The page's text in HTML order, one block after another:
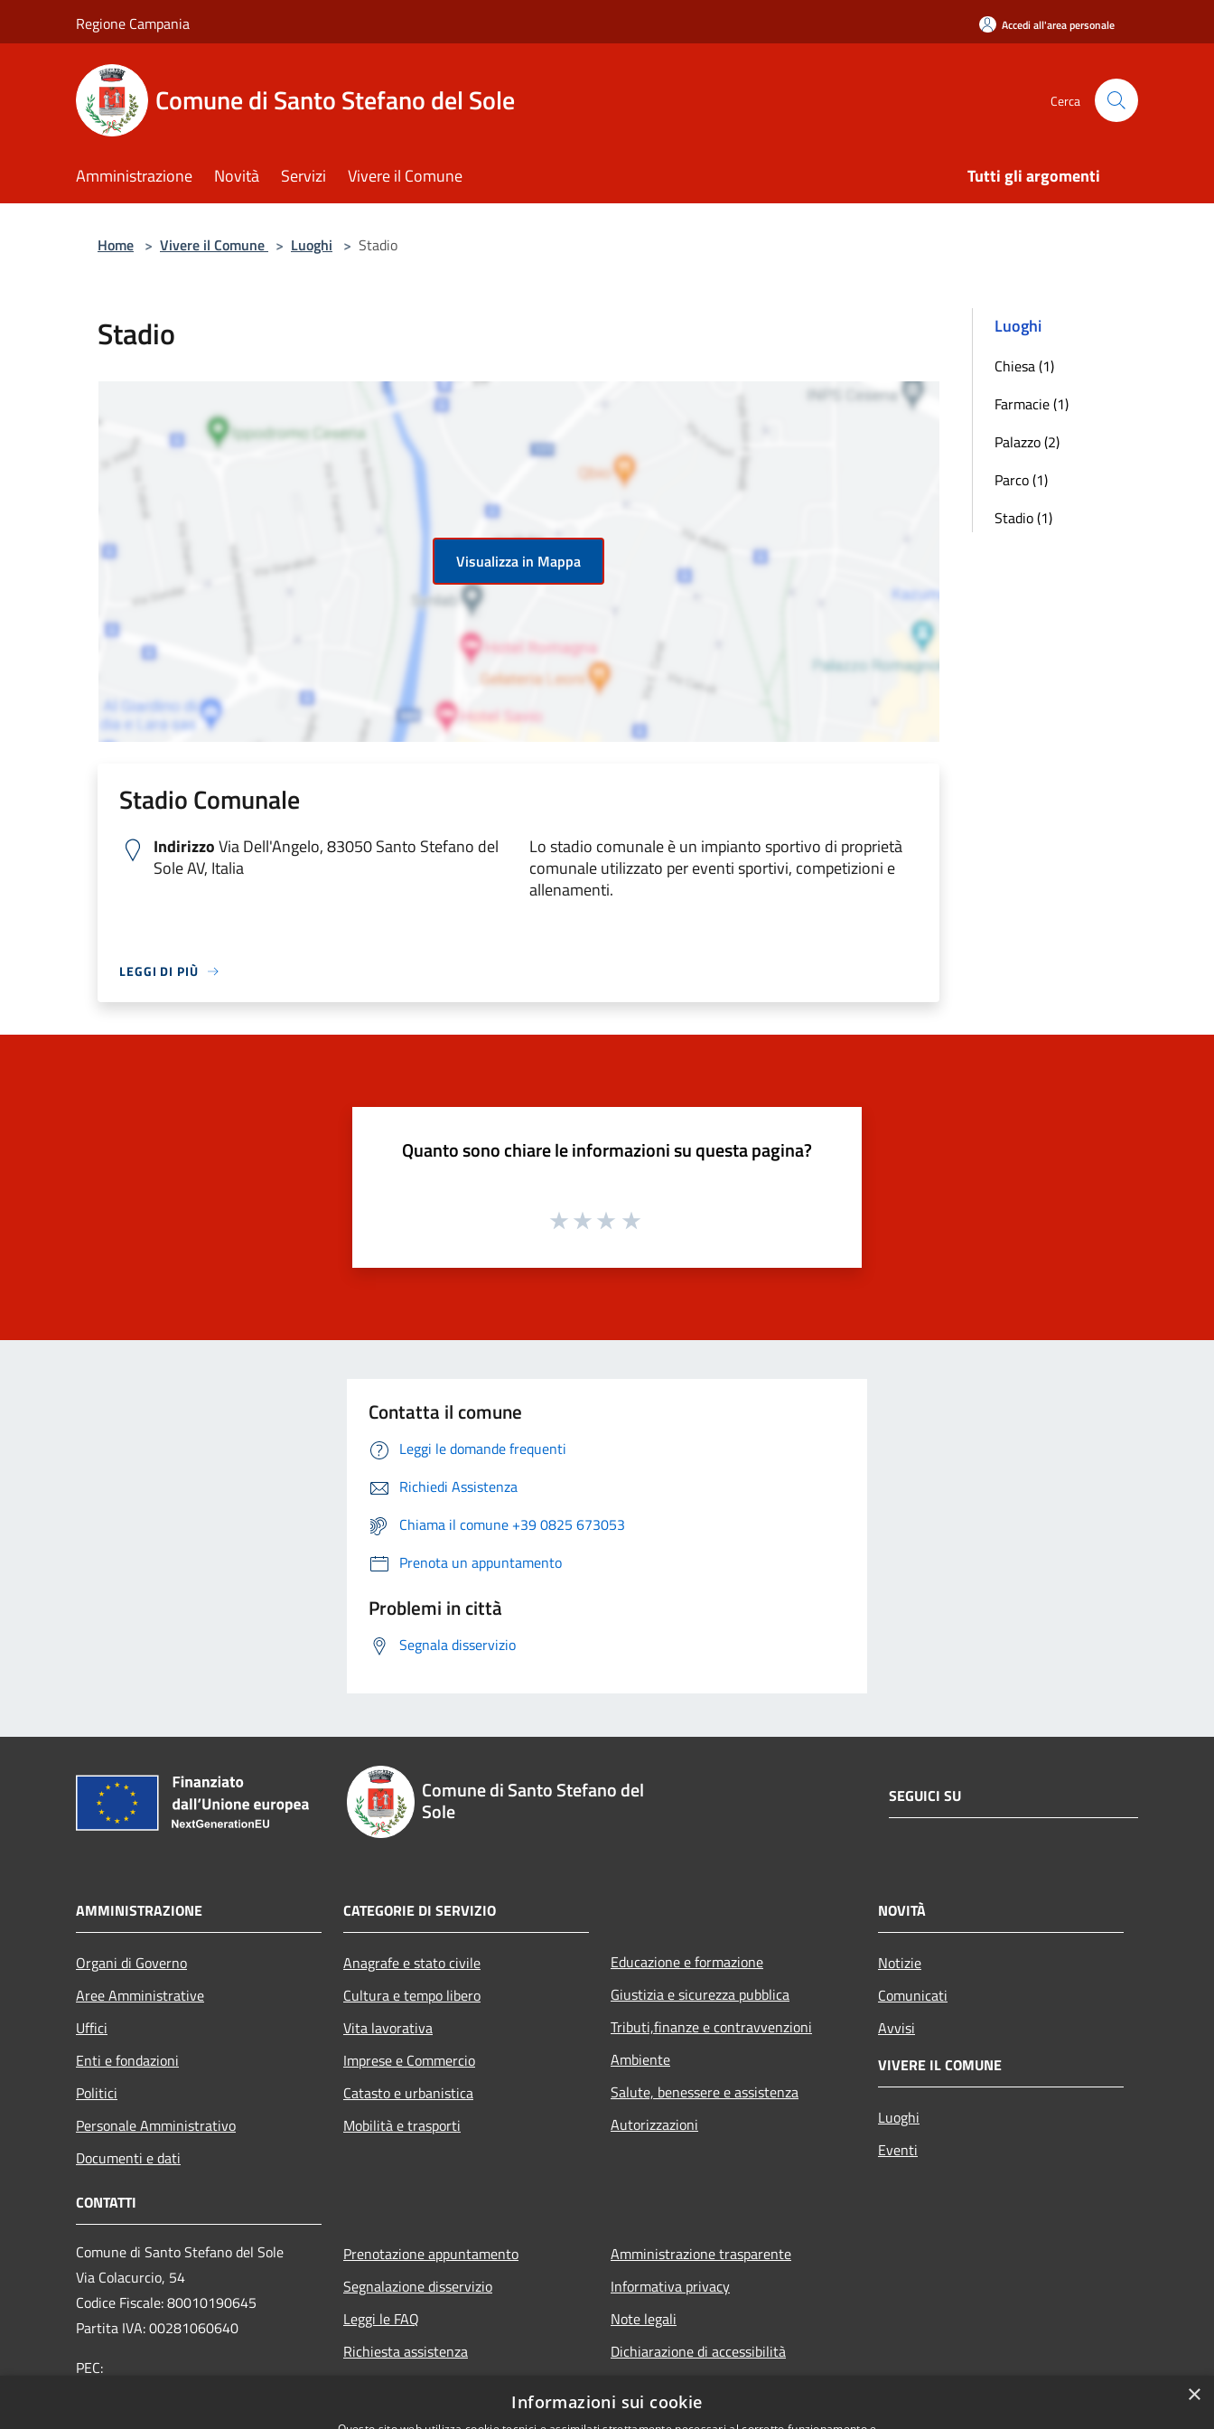
Regione Campania Accedi all'area personale
Comune di Santo Stefano del Sole Cerca
Amministrazione Novità Servizi Vivere il Comune Tutti gli argomenti
Home > Vivere il Comune > Luoghi > Stadio
Stadio
Visualizza in Mappa
Stadio Comunale
IndirizzoVia Dell'Angelo, 83050 Santo Stefano del
Sole AV, Italia
Lo stadio comunale è un impianto sportivo di proprietà
comunale utilizzato per eventi sportivi, competizioni e
allenamenti.
LEGGI DI PIÙ
Luoghi
Chiesa (1)
Farmacie (1)
Palazzo (2)
Parco (1)
Stadio (1)
Quanto sono chiare le informazioni su questa pagina?
Contatta il comune
Leggi le domande frequenti
Richiedi Assistenza
Chiama il comune +39 0825 673053
Prenota un appuntamento
Problemi in città
Segnala disservizio
Comune di Santo Stefano del
Sole
SEGUICI SU
AMMINISTRAZIONE
Organi di Governo
Aree Amministrative
Uffici
Enti e fondazioni
Politici
Personale Amministrativo
Documenti e dati
CATEGORIE DI SERVIZIO
Anagrafe e stato civile
Cultura e tempo libero
Vita lavorativa
Imprese e Commercio
Catasto e urbanistica
Mobilità e trasporti
Educazione e formazione
Giustizia e sicurezza pubblica
Tributi,finanze e contravvenzioni
Ambiente
Salute, benessere e assistenza
Autorizzazioni
NOVITÀ
Notizie
Comunicati
Avvisi
VIVERE IL COMUNE
Luoghi
Eventi
CONTATTI
Comune di Santo Stefano del Sole
Via Colacurcio, 54
Codice Fiscale: 80010190645
Partita IVA: 00281060640
PEC:
Prenotazione appuntamento
Segnalazione disservizio
Leggi le FAQ
Richiesta assistenza
Amministrazione trasparente
Informativa privacy
Note legali
Dichiarazione di accessibilità
×
Informazioni sui cookie